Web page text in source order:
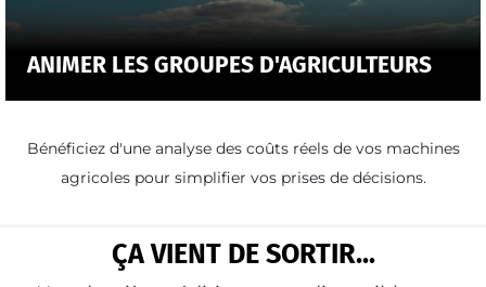
ANIMER LES GROUPES D'AGRICULTEURS
Bénéficiez d'une analyse des coûts réels de vos machines
agricoles pour simplifier vos prises de décisions.
ÇA VIENT DE SORTIR...